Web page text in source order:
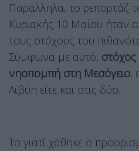
Παράλληλα, το ρεπορτάζ
Κυριακής 10 Μαΐου ήταν
τους στόχους του
Σύμφωνα με αυτό,
νηοπομπή στη Μεσόγειο,
Λιβύη είτε και στις δύο.
Το γιατί χάθηκε ο